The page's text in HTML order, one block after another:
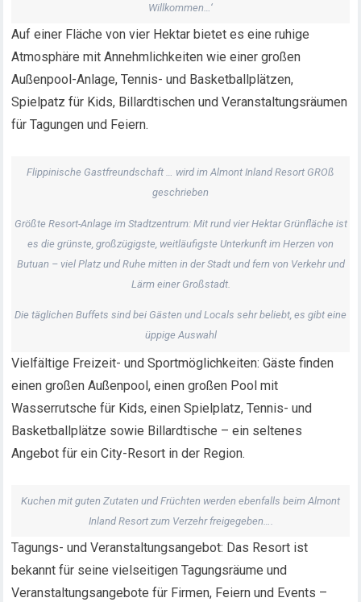
Willkommen…‘
Auf einer Fläche von vier Hektar bietet es eine ruhige
Atmosphäre mit Annehmlichkeiten wie einer großen
Außenpool-Anlage, Tennis- und Basketballplätzen,
Spielpatz für Kids, Billardtischen und Veranstaltungsräumen
für Tagungen und Feiern.
Flippinische Gastfreundschaft … wird im Almont Inland Resort GROß
geschrieben
Größte Resort-Anlage im Stadtzentrum: Mit rund vier Hektar Grünfläche ist
es die grünste, großzügigste, weitläufigste Unterkunft im Herzen von
Butuan – viel Platz und Ruhe mitten in der Stadt und fern von Verkehr und
Lärm einer Großstadt.
Die täglichen Buffets sind bei Gästen und Locals sehr beliebt, es gibt eine
üppige Auswahl
Vielfältige Freizeit- und Sportmöglichkeiten: Gäste finden
einen großen Außenpool, einen großen Pool mit
Wasserrutsche für Kids, einen Spielplatz, Tennis- und
Basketballplätze sowie Billardtische – ein seltenes
Angebot für ein City-Resort in der Region.
Kuchen mit guten Zutaten und Früchten werden ebenfalls beim Almont
Inland Resort zum Verzehr freigegeben….
Tagungs- und Veranstaltungsangebot: Das Resort ist
bekannt für seine vielseitigen Tagungsräume und
Veranstaltungsangebote für Firmen, Feiern und Events –